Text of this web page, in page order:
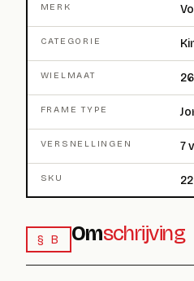
MERK
CATEGORIE
WIELMAAT
FRAME TYPE
VERSNELLINGEN 7
SKU
§ B Omschrijving